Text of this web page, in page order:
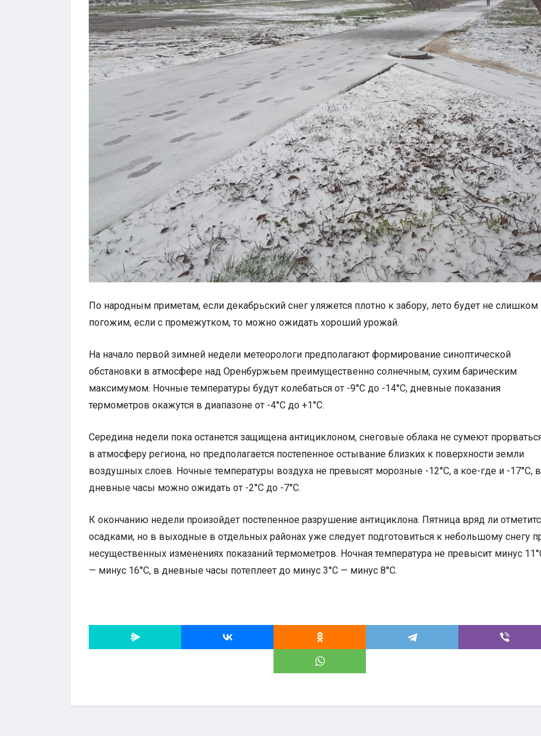
По народным приметам, если декабрьский снег уляжется плотно к забору, лето будет не слишком
погожим, если с промежутком, то можно ожидать хороший урожай.
На начало первой зимней недели метеорологи предполагают формирование синоптической
обстановки в атмосфере над Оренбуржьем преимущественно солнечным, сухим барическим
максимумом. Ночные температуры будут колебаться от -9°С до -14°С, дневные показания
термометров окажутся в диапазоне от -4°С до +1°С.
Середина недели пока останется защищена антициклоном, снеговые облака не сумеют
в атмосферу региона, но предполагается постепенное остывание близких к поверхности земли
воздушных слоев. Ночные температуры воздуха не превысят морозные -12°С, а кое-где и -17°С, в
дневные часы можно ожидать от -2°С до -7°С.
К окончанию недели произойдет постепенное разрушение антициклона. Пятница вряд ли
осадками, но в выходные в отдельных районах уже следует подготовиться к небольшому снегу
несущественных изменениях показаний термометров. Ночная температура не превысит минус
— минус 16°С, в дневные часы потеплеет до минус 3°С — минус 8°С.